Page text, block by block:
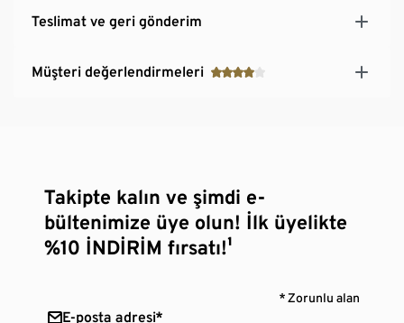
Teslimat ve geri gönderim
Müşteri değerlendirmeleri
Takipte kalın ve şimdi e-
bültenimize üye olun! İlk üyelikte
%10 İNDİRİM fırsatı!¹
* Zorunlu alan
E-posta adresi*